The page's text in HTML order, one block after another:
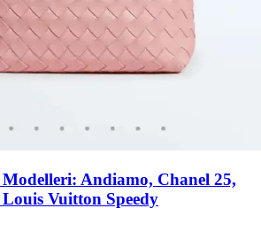
Andiamo, Chanel 25,
Vuitton Speedy